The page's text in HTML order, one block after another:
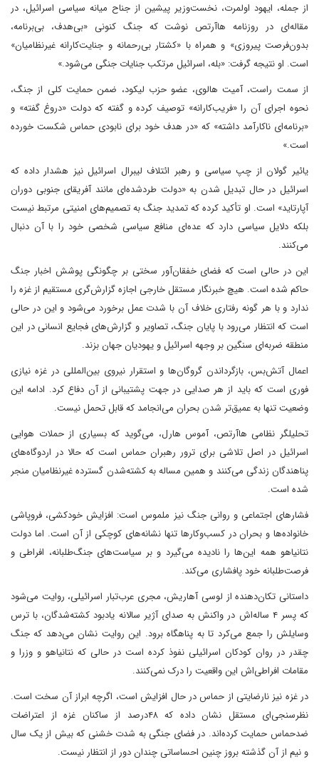
از جمله، ایهود اولمرت، نخست‌وزیر پیشین از جناح میانه سیاسی اسرائیل، در
مقاله‌ای در روزنامه هاآرتص نوشت که جنگ کنونی «بی‌هدف، بی‌برنامه،
بدون‌فرصت پیروزی» و همراه با «کشتار بی‌رحمانه و جنایت‌کارانه غیرنظامیان»
است. او نتیجه گرفت: «بله، اسرائیل مرتکب جنایات جنگی می‌شود.»
از سمت راست، آ‌میت هالوی، عضو حزب لیکود، ضمن حمایت کلی از جنگ،
نحوه اجرای آن را «فریب‌کارانه» توصیف کرده و گفته که دولت «دروغ گفته» و
«برنامه‌ای ناکارآمد داشته» که «در هدف خود برای نابودی حماس شکست خورده
است.»
یائیر گولان از چپ سیاسی و رهبر ائتلاف لیبرال اسرائیل نیز هشدار داده که
اسرائیل در حال تبدیل شدن به «دولت طردشده‌ای مانند آفریقای جنوبی دوران
آپارتاید» است. او تأکید کرده که تمدید جنگ به تصمیم‌های امنیتی مرتبط نیست
بلکه دلایل سیاسی دارد که عده‌ای منافع سیاسی شخصی خود را با آن دنبال
می‌کنند.
این در حالی است که فضای خفقان‌آور سختی بر چگونگی پوشش اخبار جنگ
حاکم شده است. هیچ خبرنگار مستقل خارجی اجازه گزارش‌گری مستقیم از غزه را
ندارد و با هر گونه رفتاری خلاف آن با شدت عمل برخورد می‌شود و این در حالی
است که انتظار می‌رود با پایان جنگ، تصاویر و گزارش‌های فجایع انسانی در این
منطقه ضربه‌ای سنگین بر وجهه اسرائیل و یهودیان جهان بزند.
اعمال آتش‌بس، بازگرداندن گروگان‌ها و استقرار نیروی بین‌المللی در غزه نیازی
فوری است که باید از هر صدایی در جهت پشتیبانی از آن دفاع کرد. ادامه این
وضعیت تنها به عمیق‌تر شدن بحران می‌انجامد که قابل تحمل نیست.
تحلیلگر نظامی هاآرتص، آموس هارل، می‌گوید که بسیاری از حملات هوایی
اسرائیل در اصل تلاشی برای ترور رهبران حماس است که حالا در اردوگاه‌های
پناهندگان زندگی می‌کنند و همین مساله به کشته‌شدن گسترده غیرنظامیان منجر
شده است.
فشارهای اجتماعی و روانی جنگ نیز ملموس است: افزایش خودکشی، فروپاشی
خانواده‌ها و بحران در کسب‌و‌کارها تنها نشانه‌های کوچکی از آن است. اما دولت
نتانیاهو همه این‌ها را نادیده می‌گیرد و بر سیاست‌های جنگ‌طلبانه، افراطی و
فرصت‌طلبانه خود پافشاری می‌کند.
داستانی تکان‌دهنده از لوسی آهاریش، مجری عرب‌تبار اسرائیلی، روایت می‌شود
که پسر ۴ ساله‌اش در واکنش به صدای آژیر سالانه یادبود کشته‌شدگان، با ترس
وسایلش را جمع می‌کرد تا به پناهگاه برود. این روایت نشان می‌دهد که جنگ
چقدر در روان کودکان اسرائیلی نفوذ کرده است در حالی که نتانیاهو و وزرا و
مقامات افراطی‌اش این واقعیت را درک نمی‌کنند.
در غزه نیز نارضایتی از حماس در حال افزایش است، اگرچه ابراز آن سخت است.
نظرسنجی‌ای مستقل نشان داده که ۴۸درصد از ساکنان غزه از اعتراضات
ضدحماس حمایت کرده‌اند. در فضای جنگی به شدت خشنی که بیش از یک سال
و نیم از آن گذشته بروز چنین احساساتی چندان دور از انتظار نیست.